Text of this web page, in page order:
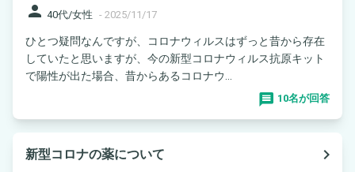
person 40代/女性 - 2025/11/17
ひとつ疑問なんですが、コロナウィルスはずっと昔から存在
していたと思いますが、今の新型コロナウィルス抗原キット
で陽性が出た場合、昔からあるコロナウ...
10名が回答
新型コロナの薬について
navigate_next